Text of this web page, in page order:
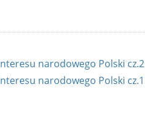
narodowego Polski cz.2
narodowego Polski cz.1